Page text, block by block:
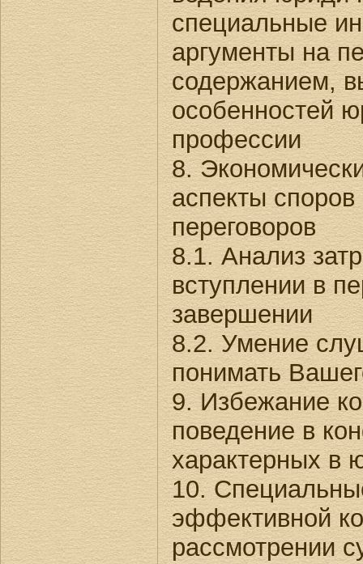
специальные
аргументы на
содержанием,
особенностей
профессии
8.
аспекты
переговоров
8.1. Анализ
вступлении в
завершении
8.2. Умение
понимать
9. Избежание
поведение в
характерных в
10.
эффективной
рассмотрении